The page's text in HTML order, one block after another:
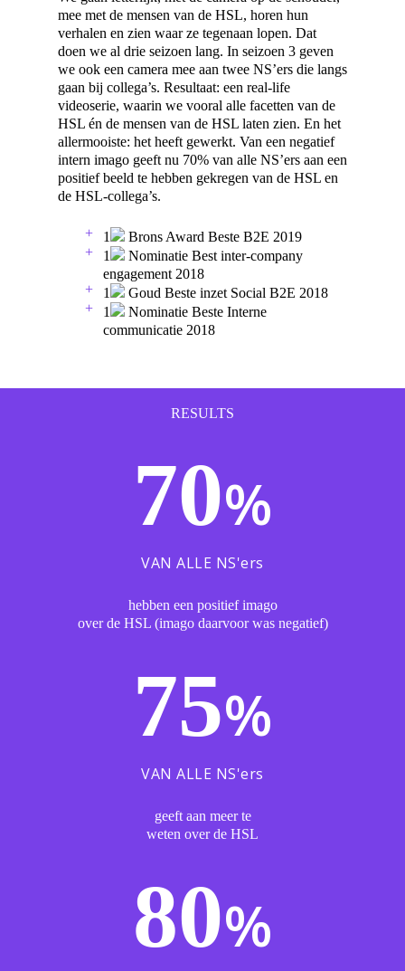
mee met de mensen van de HSL, horen hun
verhalen en zien waar ze tegenaan lopen. Dat
doen we al drie seizoen lang. In seizoen 3 geven
we ook een camera mee aan twee NS’ers die langs
gaan bij collega’s. Resultaat: een real-life
videoserie, waarin we vooral alle facetten van de
HSL én de mensen van de HSL laten zien. En het
allermooiste: het heeft gewerkt. Van een negatief
intern imago geeft nu 70% van alle NS’ers aan een
positief beeld te hebben gekregen van de HSL en
de HSL-collega’s.
1 Brons Award Beste B2E 2019
1
Nominatie Best inter-company
engagement 2018
1
Goud Beste inzet Social B2E 2018
1
Nominatie Beste Interne
communicatie 2018
RESULTS
70%
VAN ALLE NS'ers
hebben een positief imago
over de HSL (imago daarvoor was negatief)
75%
VAN ALLE NS'ers
geeft aan meer te
weten over de HSL
80%